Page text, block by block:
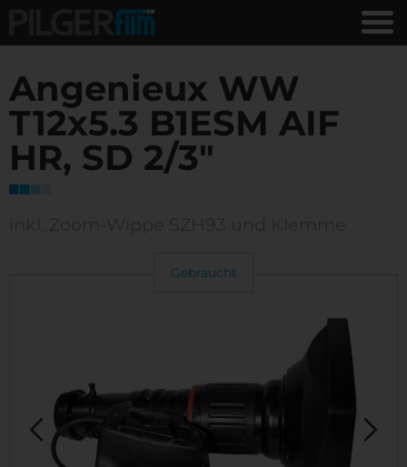
Angenieux WW
T12x5.3 B1ESM AIF
HR, SD 2/3"
Gebraucht